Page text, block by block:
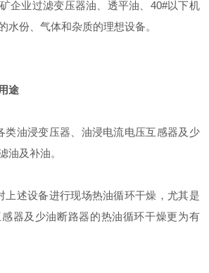
企业过滤变压器油、透平油、40#以下机
水份、气体和杂质的理想设备。
途
油浸变压器、油浸电流电压互感器及少
油及补油。
述设备进行现场热油循环干燥，尤其是
器及少油断路器的热油循环干燥更为有